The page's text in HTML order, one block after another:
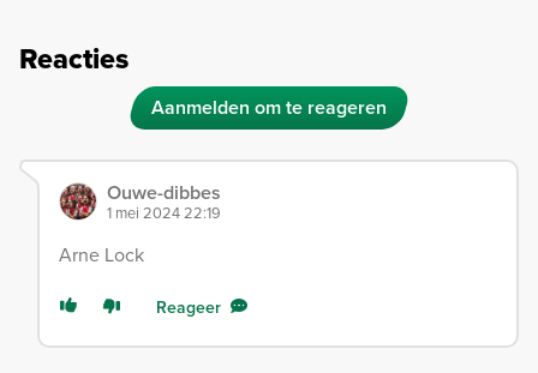
Reacties
Aanmelden om te reageren
Ouwe-dibbes
1 mei 2024 22:19
Arne Lock
Reageer